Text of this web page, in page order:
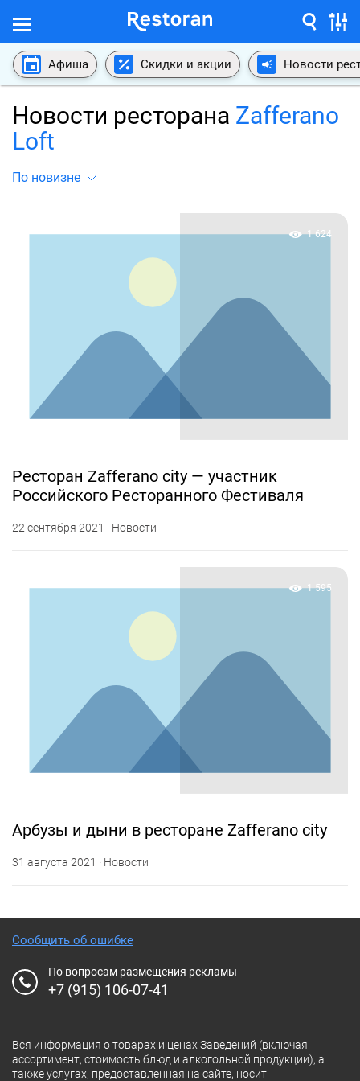
Афиша Скидки и акции Новости
Новости ресторана Zafferano
Loft
По новизне
1 624
Ресторан Zafferano city — участник
Российского Ресторанного Фестиваля
22 сентября 2021 · Новости
1 595
Арбузы и дыни в ресторане Zafferano city
31 августа 2021 · Новости
Сообщить об ошибке
По вопросам размещения рекламы
+7 (915) 106-07-41
Вся информация о товарах и ценах Заведений (включая
ассортимент, стоимость блюд и алкогольной продукции), а
также услугах, предоставленная на сайте, носит